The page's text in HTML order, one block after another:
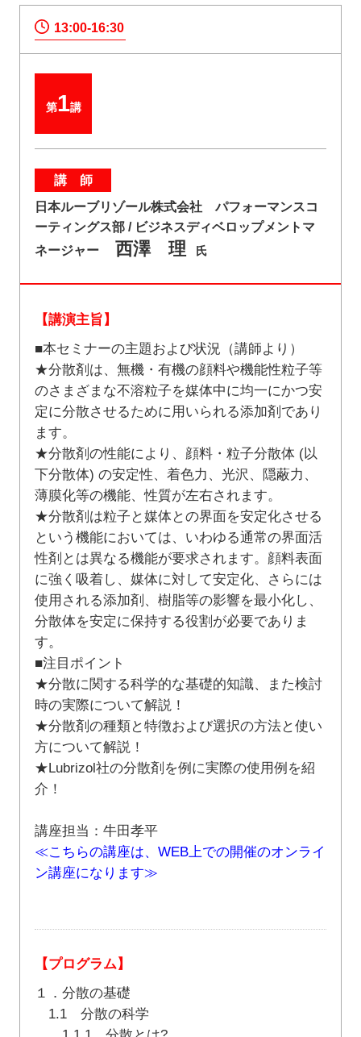
13:00-16:30
第1講
講 師
日本ルーブリゾール株式会社 パフォーマンスコ
ーティングス部 / ビジネスディベロップメントマ
ネージャー
西澤 理 氏
【講演主旨】
■本セミナーの主題および状況（講師より）
★分散剤は、無機・有機の顔料や機能性粒子等
のさまざまな不溶粒子を媒体中に均一にかつ安
定に分散させるために用いられる添加剤であり
ます。
★分散剤の性能により、顔料・粒子分散体 (以
下分散体) の安定性、着色力、光沢、隠蔽力、
薄膜化等の機能、性質が左右されます。
★分散剤は粒子と媒体との界面を安定化させる
という機能においては、いわゆる通常の界面活
性剤とは異なる機能が要求されます。顔料表面
に強く吸着し、媒体に対して安定化、さらには
使用される添加剤、樹脂等の影響を最小化し、
分散体を安定に保持する役割が必要でありま
す。
■注目ポイント
★分散に関する科学的な基礎的知識、また検討
時の実際について解説！
★分散剤の種類と特徴および選択の方法と使い
方について解説！
★Lubrizol社の分散剤を例に実際の使用例を紹
介！
講座担当：牛田孝平
≪こちらの講座は、WEB上での開催のオンライ
ン講座になります≫
【プログラム】
１．分散の基礎
1.1 分散の科学